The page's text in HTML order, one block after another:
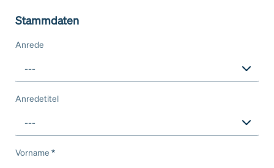
Stammdaten
Anrede
---
Anredetitel
---
Vorname *